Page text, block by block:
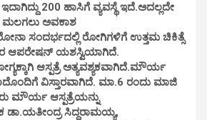
200 ಹಾಸಿಗೆ ವ್ಯವಸ್ಥೆ ಇದೆ.ಅದಲ್ಲದೇ
ಅವಕಾಶ
ಸಂದರ್ಭದಲ್ಲಿ ರೋಗಿಗಳಿಗೆ ಉತ್ತಮ ಚಿಕಿತ್ಸೆ
ಆಪರೇಷನ್ ಯಶಸ್ವಿಯಾಗಿದೆ.
ಆಸ್ಪತ್ರೆ ಅತ್ಯವಶ್ಯಕವಾಗಿದೆ.ಮೌರ್ಯ
ವಿಸ್ತಾರವಾಗಿದೆ. ಮಾ.6 ರಂದು ಮಾಜಿ
ಮೌರ್ಯ ಆಸ್ಪತ್ರೆಯನ್ನು
ಡಾ.ಯತೀಂದ್ರ ಸಿದ್ದರಾಮಯ್ಯ,